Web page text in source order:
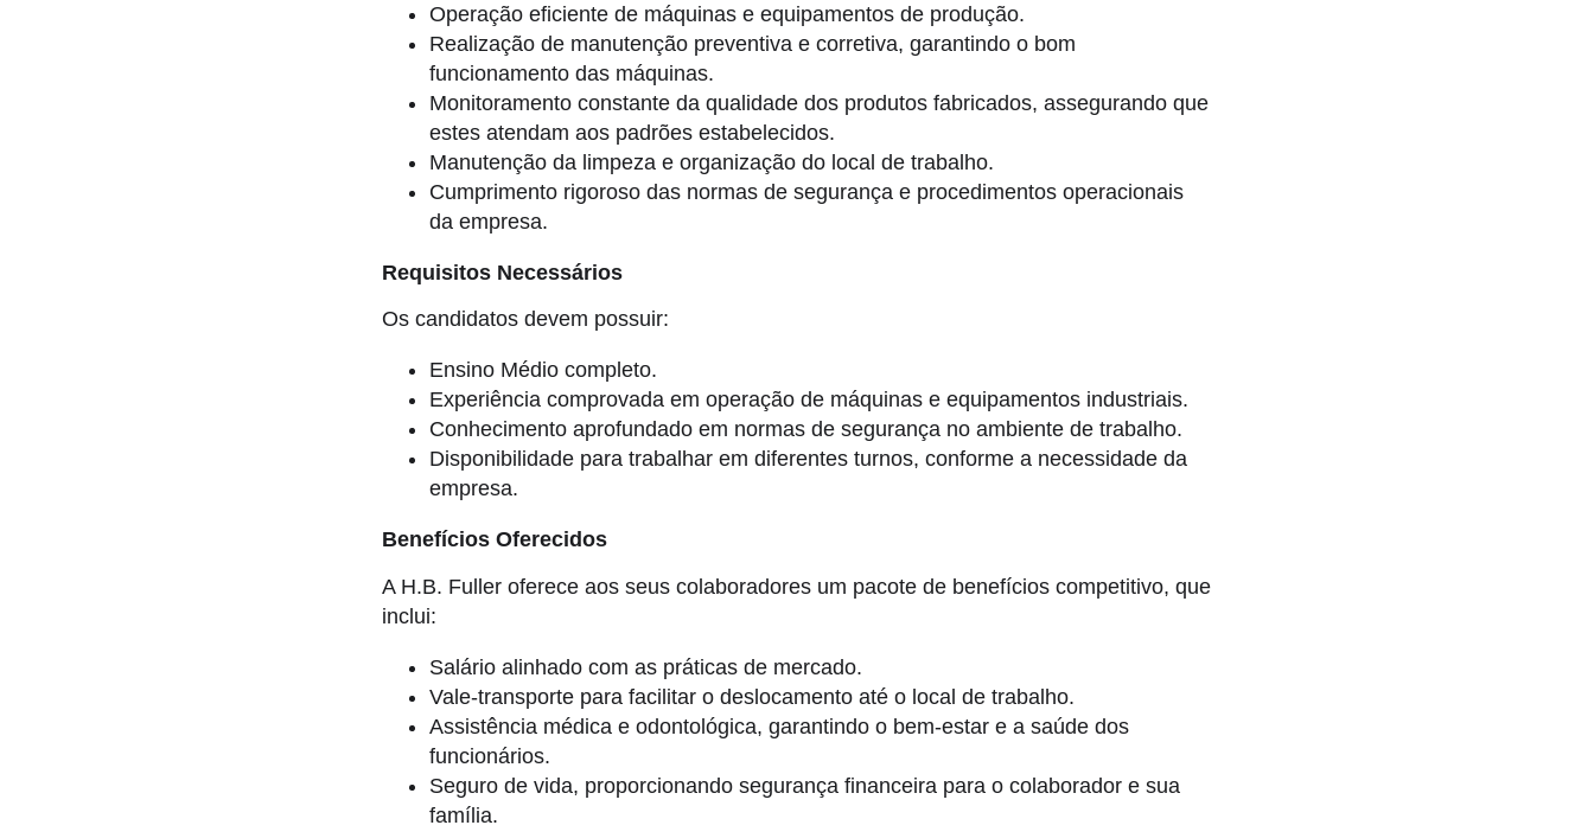
Operação eficiente de máquinas e equipamentos de produção.
Realização de manutenção preventiva e corretiva, garantindo o bom
funcionamento das máquinas.
Monitoramento constante da qualidade dos produtos fabricados, assegurando que
estes atendam aos padrões estabelecidos.
Manutenção da limpeza e organização do local de trabalho.
Cumprimento rigoroso das normas de segurança e procedimentos operacionais
da empresa.
Requisitos Necessários
Os candidatos devem possuir:
Ensino Médio completo.
Experiência comprovada em operação de máquinas e equipamentos industriais.
Conhecimento aprofundado em normas de segurança no ambiente de trabalho.
Disponibilidade para trabalhar em diferentes turnos, conforme a necessidade da
empresa.
Benefícios Oferecidos
A H.B. Fuller oferece aos seus colaboradores um pacote de benefícios competitivo, que
inclui:
Salário alinhado com as práticas de mercado.
Vale-transporte para facilitar o deslocamento até o local de trabalho.
Assistência médica e odontológica, garantindo o bem-estar e a saúde dos
funcionários.
Seguro de vida, proporcionando segurança financeira para o colaborador e sua
família.